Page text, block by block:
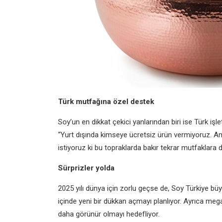
Türk mutfağına özel destek
Soy’un en dikkat çekici yanlarından biri ise Türk
“Yurt dışında kimseye ücretsiz ürün vermiyoruz.
istiyoruz ki bu topraklarda bakır tekrar mutfaklara
Sürprizler yolda
2025 yılı dünya için zorlu geçse de, Soy Türkiye
içinde yeni bir dükkan açmayı planlıyor. Ayrıca
daha görünür olmayı hedefliyor.